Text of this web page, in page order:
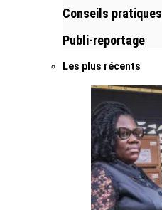
Conseils pratiques
Publi-reportage
Les plus récents